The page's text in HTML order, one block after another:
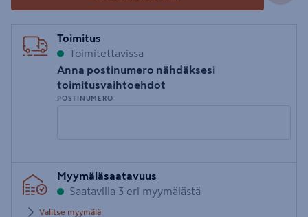
Toimitus
Toimitettavissa
Anna postinumero nähdäksesi
toimitusvaihtoehdot
POSTINUMERO
postinumero
Myymäläsaatavuus
Saatavilla 3 eri myymälästä
Valitse myymälä